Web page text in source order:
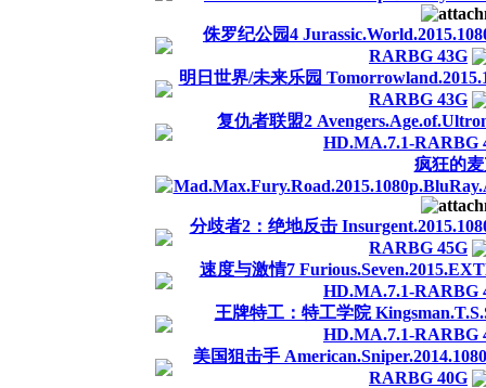
侏罗纪公园4
RARBG 43G
明日世界/未来乐园
RARBG 43G
复仇者联盟2
HD.MA.7.1-RARBG
疯狂的
分歧者2：绝地反击
RARBG 45G
速度与激情7
HD.MA.7.1-RARBG
王牌特工：特工学院
HD.MA.7.1-RARBG
美国狙击手
RARBG 40G